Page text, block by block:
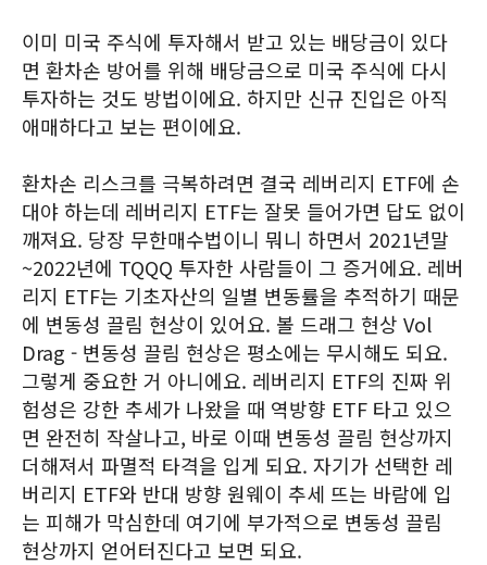
이미 미국 주식에 투자해서 받고 있는 배당금이 있다
면 환차손 방어를 위해 배당금으로 미국 주식에 다시
투자하는 것도 방법이에요. 하지만 신규 진입은 아직
애매하다고 보는 편이에요.
환차손 리스크를 극복하려면 결국 레버리지 ETF에 손
대야 하는데 레버리지 ETF는 잘못 들어가면 답도 없이
깨져요. 당장 무한매수법이니 뭐니 하면서 2021년말
~2022년에 TQQQ 투자한 사람들이 그 증거에요. 레버
리지 ETF는 기초자산의 일별 변동률을 추적하기 때문
에 변동성 끌림 현상이 있어요. 볼 드래그 현상 Vol
Drag - 변동성 끌림 현상은 평소에는 무시해도 되요.
그렇게 중요한 거 아니에요. 레버리지 ETF의 진짜 위
험성은 강한 추세가 나왔을 때 역방향 ETF 타고 있으
면 완전히 작살나고, 바로 이때 변동성 끌림 현상까지
더해져서 파멸적 타격을 입게 되요. 자기가 선택한 레
버리지 ETF와 반대 방향 원웨이 추세 뜨는 바람에 입
는 피해가 막심한데 여기에 부가적으로 변동성 끌림
현상까지 얻어터진다고 보면 되요.